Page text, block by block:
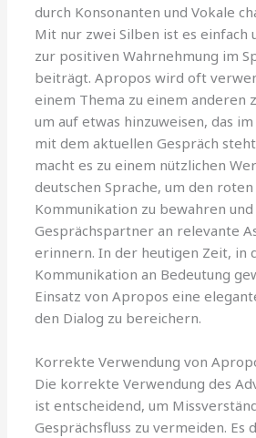
durch Konsonanten und Vokale
Mit nur zwei Silben ist es einfach
zur positiven Wahrnehmung im
beiträgt. Apropos wird oft
einem Thema zu einem anderen
um auf etwas hinzuweisen, das
mit dem aktuellen Gespräch
macht es zu einem nützlichen
deutschen Sprache, um den
Kommunikation zu bewahren
Gesprächspartner an relevante
erinnern. In der heutigen Zeit, in
Kommunikation an Bedeutung
Einsatz von Apropos eine
den Dialog zu bereichern.
Korrekte Verwendung von
Die korrekte Verwendung des
ist entscheidend, um
Gesprächsfluss zu vermeiden. Es